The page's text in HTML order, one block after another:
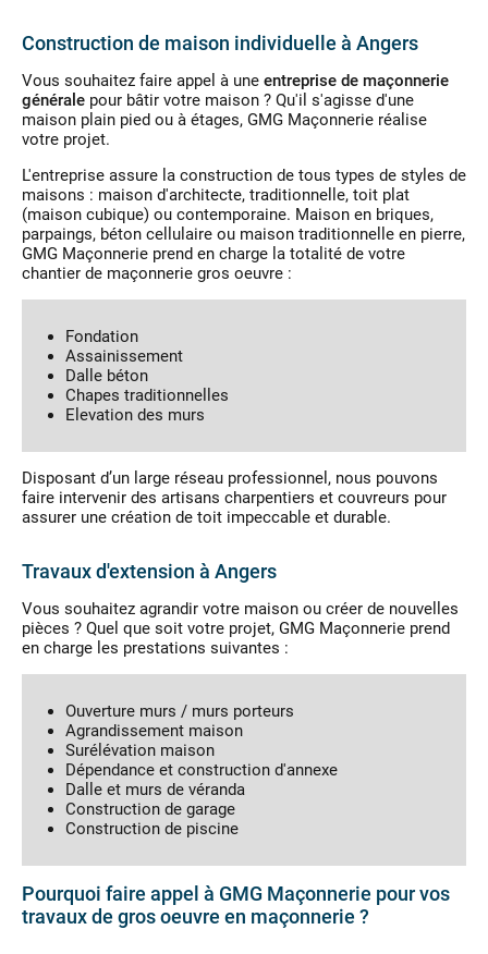
Construction de maison individuelle à Angers
Vous souhaitez faire appel à une entreprise de maçonnerie
générale pour bâtir votre maison ? Qu'il s'agisse d'une
maison plain pied ou à étages, GMG Maçonnerie réalise
votre projet.
L'entreprise assure la construction de tous types de styles de
maisons : maison d'architecte, traditionnelle, toit plat
(maison cubique) ou contemporaine. Maison en briques,
parpaings, béton cellulaire ou maison traditionnelle en pierre,
GMG Maçonnerie prend en charge la totalité de votre
chantier de maçonnerie gros oeuvre :
Fondation
Assainissement
Dalle béton
Chapes traditionnelles
Elevation des murs
Disposant d’un large réseau professionnel, nous pouvons
faire intervenir des artisans charpentiers et couvreurs pour
assurer une création de toit impeccable et durable.
Travaux d'extension à Angers
Vous souhaitez agrandir votre maison ou créer de nouvelles
pièces ? Quel que soit votre projet, GMG Maçonnerie prend
en charge les prestations suivantes :
Ouverture murs / murs porteurs
Agrandissement maison
Surélévation maison
Dépendance et construction d'annexe
Dalle et murs de véranda
Construction de garage
Construction de piscine
Pourquoi faire appel à GMG Maçonnerie pour vos
travaux de gros oeuvre en maçonnerie ?